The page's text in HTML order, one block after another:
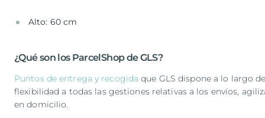
Alto: 60 cm
¿Qué son los ParcelShop de GLS?
Puntos de entrega y recogida que GLS dispone a lo largo
flexibilidad a todas las gestiones relativas a los envíos,
en domicilio.